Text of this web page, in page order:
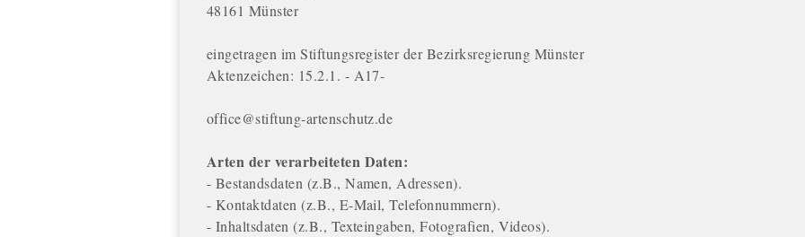
48161 Münster
eingetragen im Stiftungsregister der Bezirksregierung Münster
Aktenzeichen: 15.2.1. - A17-
office@stiftung-artenschutz.de
Arten der verarbeiteten Daten:
- Bestandsdaten (z.B., Namen, Adressen).
- Kontaktdaten (z.B., E-Mail, Telefonnummern).
- Inhaltsdaten (z.B., Texteingaben, Fotografien, Videos).